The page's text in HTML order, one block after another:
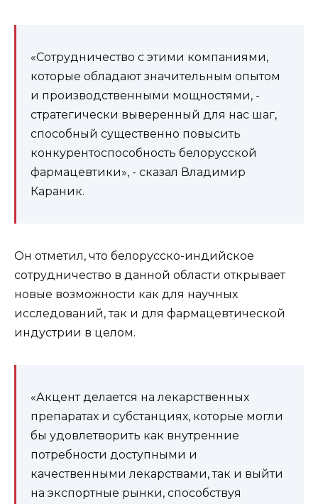
«Сотрудничество с этими компаниями,
которые обладают значительным опытом
и производственными мощностями, -
стратегически выверенный для нас шаг,
способный существенно повысить
конкурентоспособность белорусской
фармацевтики», - сказал Владимир
Караник.
Он отметил, что белорусско-индийское
сотрудничество в данной области открывает
новые возможности как для научных
исследований, так и для фармацевтической
индустрии в целом.
«Акцент делается на лекарственных
препаратах и субстанциях, которые могли
бы удовлетворить как внутренние
потребности доступными и
качественными лекарствами, так и выйти
на экспортные рынки, способствуя